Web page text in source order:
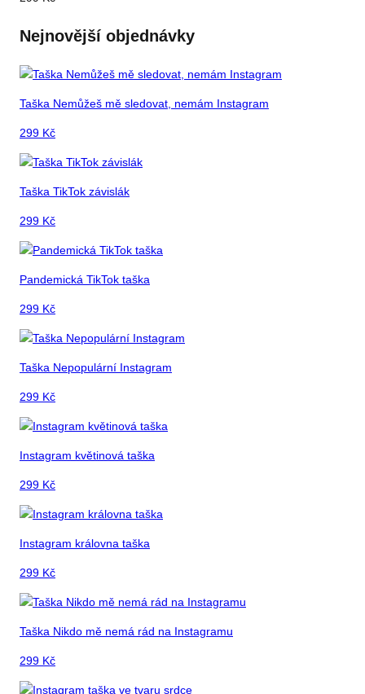
Nejnovější objednávky
Taška Nemůžeš mě sledovat, nemám Instagram
299 Kč
Taška TikTok závislák
299 Kč
Pandemická TikTok taška
299 Kč
Taška Nepopulární Instagram
299 Kč
Instagram květinová taška
299 Kč
Instagram královna taška
299 Kč
Taška Nikdo mě nemá rád na Instagramu
299 Kč